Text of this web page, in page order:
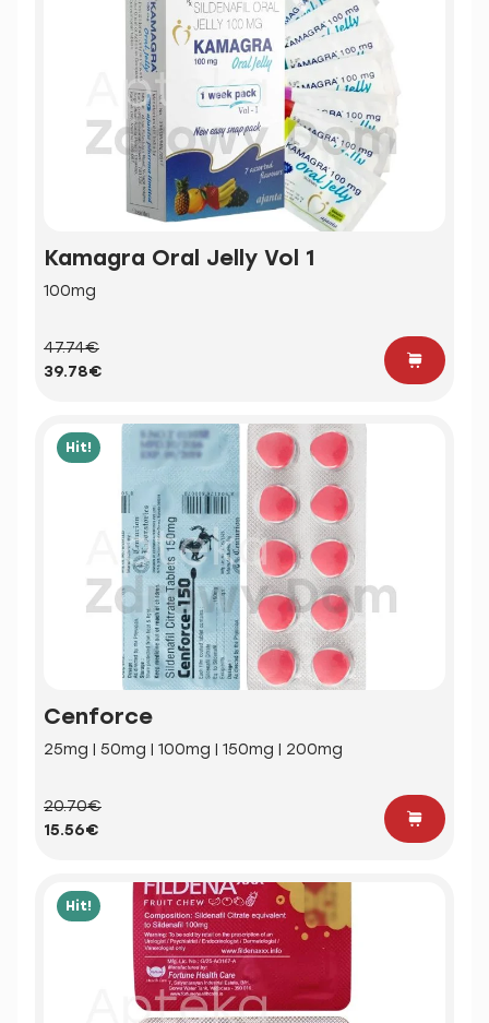
Kamagra Oral Jelly Vol 1
100mg
47.74€
39.78€
Hit!
Cenforce
25mg | 50mg | 100mg | 150mg | 200mg
20.70€
15.56€
Hit!